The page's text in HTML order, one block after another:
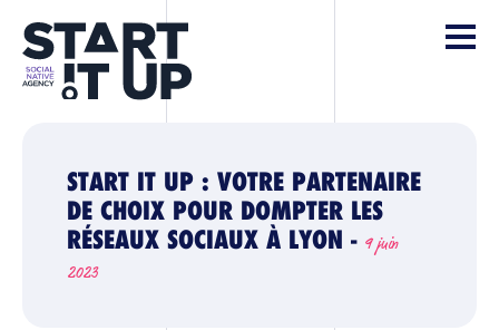
START IT UP : VOTRE PARTENAIRE
DE CHOIX POUR DOMPTER LES
RÉSEAUX SOCIAUX À LYON - 9 juin
2023